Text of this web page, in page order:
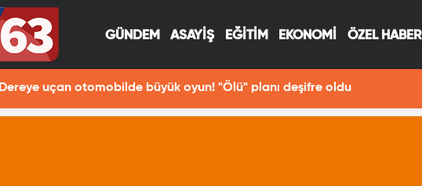
GÜNDEM ASAYİŞ EĞİTİM EKONOMİ ÖZEL HABER
Dereye uçan otomobilde büyük oyun! "Ölü" planı deşifre oldu